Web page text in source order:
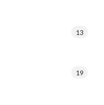
13
19